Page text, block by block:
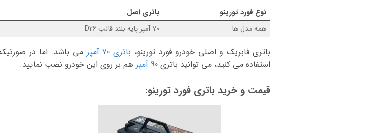
نوع فورد تورینو باتری اصل
همه مدل ها
70 آمپر پایه بلند قالب D26
باتری فابریک و اصلی خودرو فورد تورینو، باتری 70 آمپر
می باشد. اما در
استفاده می کنید، می توانید باتری 90 آمپر هم بر روی این خودرو نصب نمایید.
قیمت و خرید باتری فورد تورینو: